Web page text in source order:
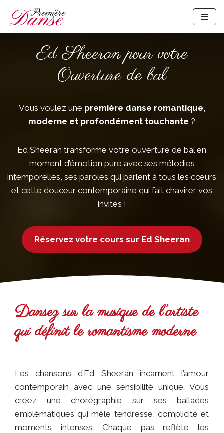
Aller
contenuEd Sheeran pour votre
Ouverture de bal
Vous voulez une première danse romantique,
moderne et profondément touchante ?
Ed Sheeran transforme votre ouverture de bal en
moment d’émotion pure avec ses mélodies
intemporelles, ses paroles qui parlent à tous les cœurs
et cette douceur contemporaine qui fait chavirer vos
invités !
Réservez votre cours sur Ed Sheeran
Dansez sur la musique de l’artiste
qui définit le romantisme moderne
Les chansons d’Ed Sheeran incarnent l’amour
contemporain avec une sensibilité unique. Vous
créez une chorégraphie sur ses ballades
emblématiques qui mêle tendresse, complicité et
moments intenses. Chaque pas reflète les